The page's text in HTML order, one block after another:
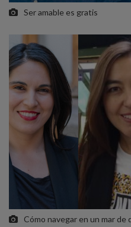
Ser amable es gratis
Cómo navegar en un mar de